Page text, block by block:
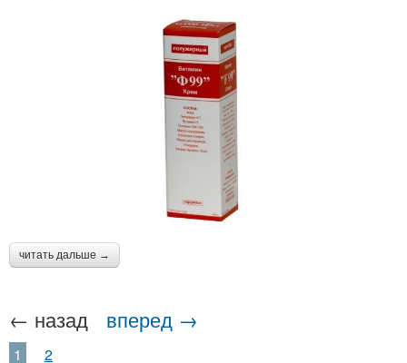
читать дальше →
← назад вперед →
1 2